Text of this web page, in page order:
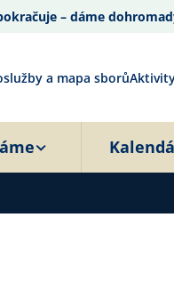
– dáme
a mapa sborů